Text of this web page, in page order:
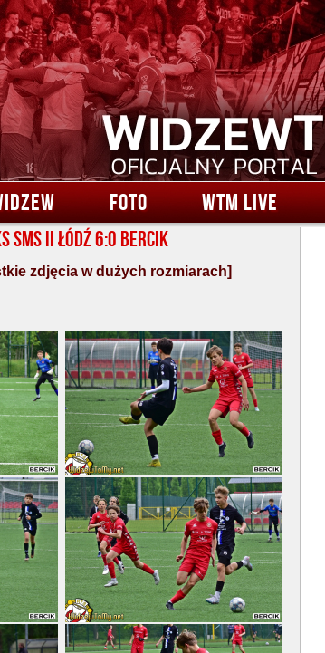
FOTO WTM LIVE
SMS II Łódź 6:0 Bercik
zdjęcia w dużych rozmiarach]